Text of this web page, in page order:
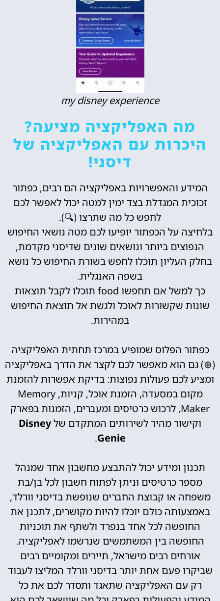
my disney experience
מה האפליקציה מציעה?
היכרות עם האפליקציה של
דיסני!
המידע והאפשרויות באפליקציה הם רבים, כפתור
זכוכית המגדלת בצד ימין למטה יכול לאפשר לכם
לחפש כל מה שתרצו (🔍️)
.
בלחיצה על הכפתור יופיעו לכם מטה נושאי החיפוש
הנפוצים ביותר ונושאים שונים שדיסני מקדמת,
בחלק העליון תוכלו לחפש בשורת החיפוש כל נושא
בשפה האנגלית.
כך למשל אם תחפשו food תוכלו לקבל תוצאות
שונות שקשורות לאוכל ולגשת אל תוצאת החיפוש
במהירות.
כפתור הפלוס שמופיע במרכז תחתית האפליקציה
(
⊕) גם הוא מאפשר לכם לקצר את הדרך באפליקציה
ומציע לכם פעולות נפוצות: בדיקת אפשרות להזמנת
מקום במסעדה, הזמנת אוכל, קניות, Memory
Maker, לרכוש כרטיסים ומעברים, הזמנות בפארק
וקישור מהיר לשירותים המתקדם שלDisney
Genie
.
תכנון ומידע יכול להתבצע מחשבון אחד שמנהל
מספר כרטיסים וניתן לפתוח חשבון לכל בן/בת
משפחה או קבוצת החברים שנופשת בדיסני וורלד,
באמצעותה כולם יוכלו להיות מקושרים, לתכנן את
החופשה לכל אחד בנפרד ולשתף את תוכניות
החופשה בין המשתמשים שנרשמו לאפליקציה.
אורחים רבים מישראל, תיירים ומקומיים רבים
שביקרו פעם אחת יותר בדיסני וורלד המליצו לעבוד
רק עם האפליקציה שתאגד ותסדר לכם את כל